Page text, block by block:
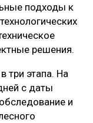
подходы к
решения.
три этапа. На
с даты
и